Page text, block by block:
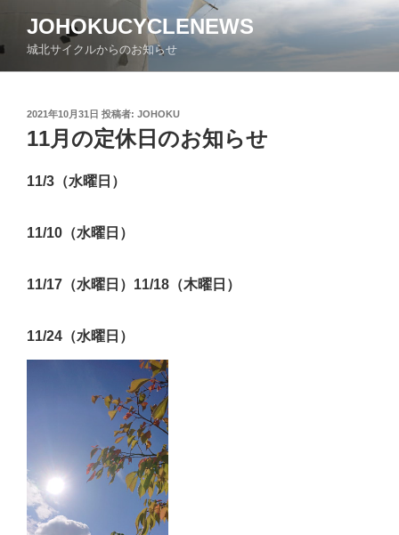
テ
ン
JOHOKUCYCLENEWS
城北サイクルからのお知らせ
投
稿
日:
2021年10月31日 投稿者: JOHOKU
11月の定休日のお知らせ
11/3（水曜日）
11/10（水曜日）
11/17（水曜日）11/18（木曜日）
11/24（水曜日）